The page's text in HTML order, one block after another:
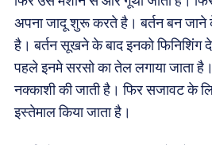
अपना जादू शुरू करते है। बर्तन बन जाने
है। बर्तन सूखने के बाद इनको
पहले इनमे सरसो का तेल लगाया जाता
नक्काशी की जाती है। फिर सजावट के
इस्तेमाल किया जाता है।